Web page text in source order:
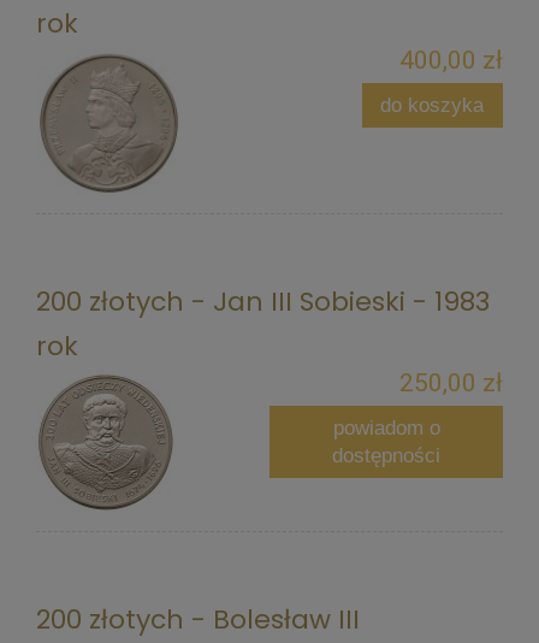
rok
400,00 zł
do koszyka
200 złotych - Jan III Sobieski - 1983
rok
250,00 zł
powiadom o
dostępności
200 złotych - Bolesław III